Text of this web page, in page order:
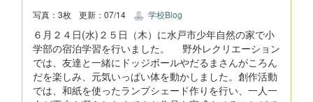
写真：3枚 更新：07/14 学校Blog
６月２４日(水)２５日（木）に水戸市少年自然の家で小
学部の宿泊学習を行いました。 野外レクリエーション
では、友達と一緒にドッジボールやだるまさんがころん
だを楽しみ、元気いっぱい体を動かしました。創作活動
では、和紙を使ったランプシェード作りを行い、一人一